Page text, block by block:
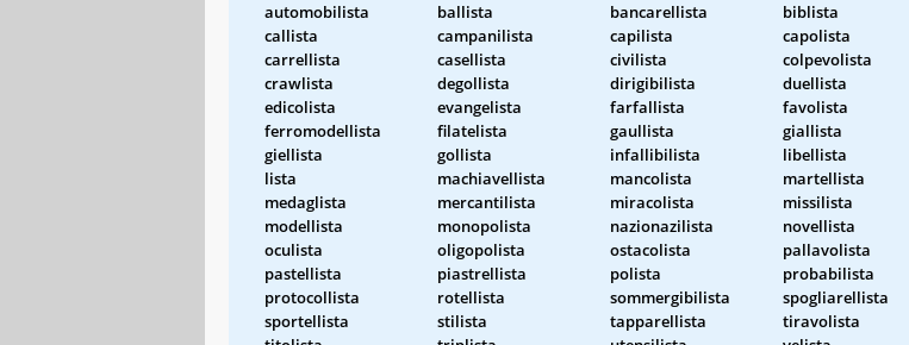
automobilista
ballista bancarellista
biblista
callista
campanilista capilista
capolista
carrellista
casellista civilista
colpevolista
crawlista
degollista dirigibilista
duellista
edicolista
evangelista farfallista
favolista
ferromodellista
filatelista gaullista
giallista
giellista
gollista infallibilista
libellista
lista
machiavellista mancolista
martellista
medaglista
mercantilista miracolista
missilista
modellista
monopolista nazionazilista
novellista
oculista
oligopolista ostacolista
pallavolista
pastellista
piastrellista polista
probabilista
protocollista
rotellista sommergibilista
spogliarellista
sportellista
stilista tapparellista
tiravolista